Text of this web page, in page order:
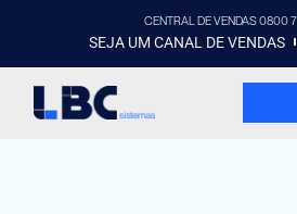
CENTRAL DE VENDAS 0800
SEJA UM CANAL DE VENDAS